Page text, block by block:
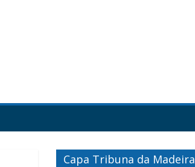
Capa Tribuna da Madeira